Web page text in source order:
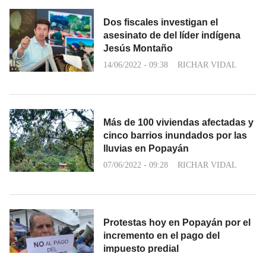
Dos fiscales investigan el
asesinato de del líder indígena
Jesús Montaño
14/06/2022 - 09:38 RICHAR VIDAL
Más de 100 viviendas afectadas y
cinco barrios inundados por las
lluvias en Popayán
07/06/2022 - 09:28 RICHAR VIDAL
Protestas hoy en Popayán por el
incremento en el pago del
impuesto predial